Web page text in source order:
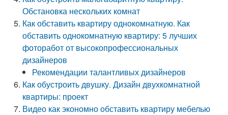
Обстановка нескольких комнат
Как обставить квартиру однокомнатную. Как
обставить однокомнатную квартиру: 5 лучших
фоторабот от высокопрофессиональных
дизайнеров
Рекомендации талантливых дизайнеров
Как обустроить двушку. Дизайн двухкомнатной
квартиры: проект
Видео как экономно обставить квартиру мебелью